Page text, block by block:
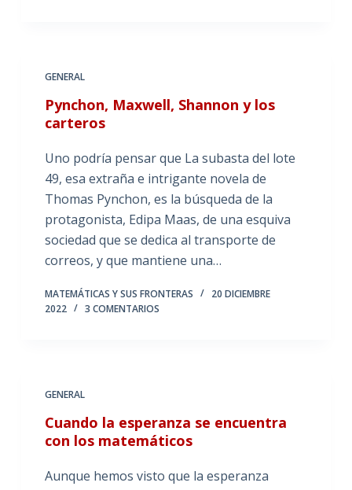
GENERAL
Pynchon, Maxwell, Shannon y los
carteros
Uno podría pensar que La subasta del lote
49, esa extraña e intrigante novela de
Thomas Pynchon, es la búsqueda de la
protagonista, Edipa Maas, de una esquiva
sociedad que se dedica al transporte de
correos, y que mantiene una…
MATEMÁTICAS Y SUS FRONTERAS
20 DICIEMBRE
2022
3 COMENTARIOS
GENERAL
Cuando la esperanza se encuentra
con los matemáticos
Aunque hemos visto que la esperanza